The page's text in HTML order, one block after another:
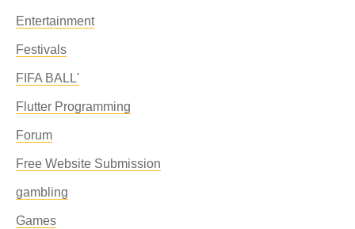
Entertainment
Festivals
FIFA BALL'
Flutter Programming
Forum
Free Website Submission
gambling
Games